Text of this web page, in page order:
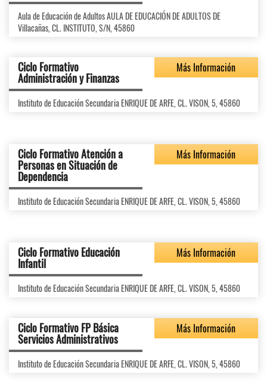
Aula de Educación de Adultos AULA DE EDUCACIÓN DE ADULTOS DE
Villacañas, CL. INSTITUTO, S/N, 45860
Ciclo Formativo
Administración y Finanzas
Más Información
Instituto de Educación Secundaria ENRIQUE DE ARFE, CL. VISON, 5, 45860
Ciclo Formativo Atención a
Personas en Situación de
Dependencia
Más Información
Instituto de Educación Secundaria ENRIQUE DE ARFE, CL. VISON, 5, 45860
Ciclo Formativo Educación
Infantil
Más Información
Instituto de Educación Secundaria ENRIQUE DE ARFE, CL. VISON, 5, 45860
Ciclo Formativo FP Básica
Servicios Administrativos
Más Información
Instituto de Educación Secundaria ENRIQUE DE ARFE, CL. VISON, 5, 45860